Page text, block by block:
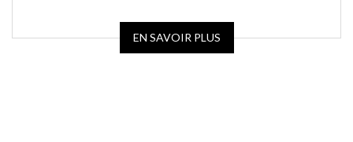
EN SAVOIR PLUS